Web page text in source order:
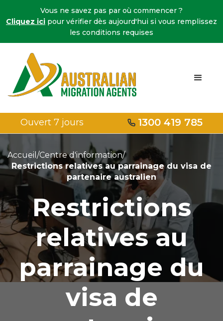
Vous ne savez pas par où commencer ?
Cliquez ici pour vérifier dès aujourd'hui si vous remplissez
les conditions requises
Ouvert 7 jours 1300 419 785
Accueil /Centre d'information/
Restrictions relatives au parrainage du visa de
partenaire australien
Restrictions
relatives au
parrainage du
visa de